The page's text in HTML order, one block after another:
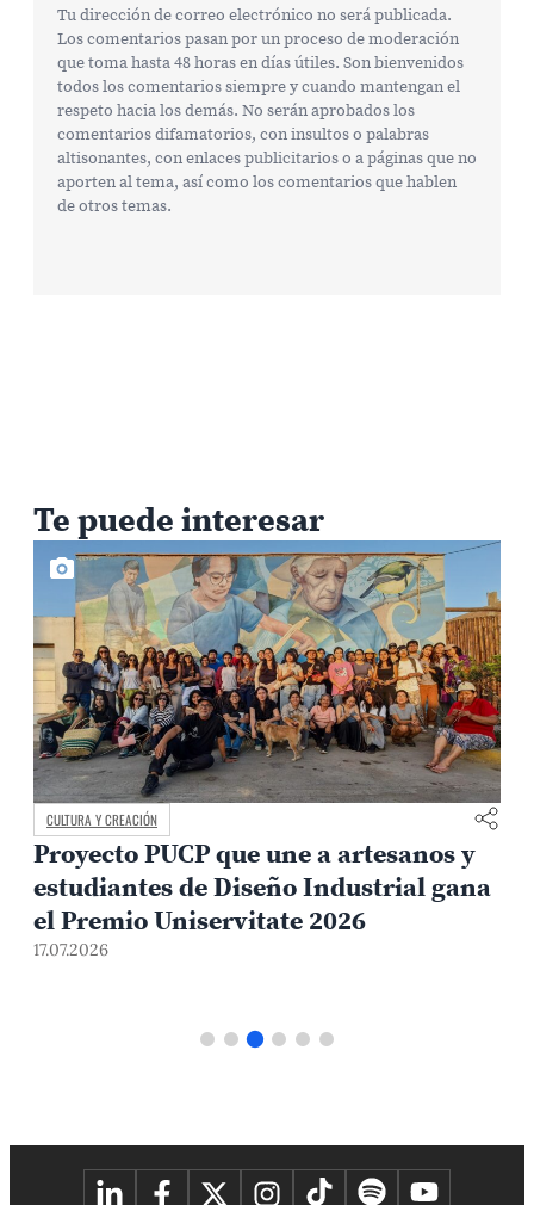
Tu dirección de correo electrónico no será publicada.
Los comentarios pasan por un proceso de moderación
que toma hasta 48 horas en días útiles. Son bienvenidos
todos los comentarios siempre y cuando mantengan el
respeto hacia los demás. No serán aprobados los
comentarios difamatorios, con insultos o palabras
altisonantes, con enlaces publicitarios o a páginas que no
aporten al tema, así como los comentarios que hablen
de otros temas.
Te puede interesar
CULTURA Y CREACIÓN
Proyecto PUCP que une a artesanos y
estudiantes de Diseño Industrial gana
el Premio Uniservitate 2026
17.07.2026